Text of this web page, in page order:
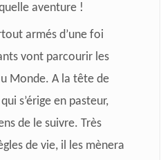
aventure !
armés d’une foi
vont parcourir les
Monde. A la tête de
s’érige en pasteur,
de le suivre. Très
de vie, il les mènera